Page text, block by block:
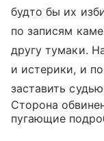
будто бы их
по записям
другу тумаки.
и истерики, и
заставить
Сторона
пугающие